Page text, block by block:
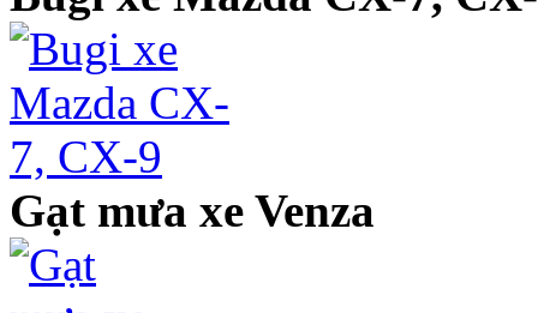
Gạt mưa xe Venza